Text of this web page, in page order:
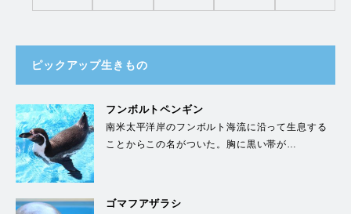
ピックアップ生きもの
フンボルトペンギン
南米太平洋岸のフンボルト海流に沿って生息する
ことからこの名がついた。胸に黒い帯が…
ゴマフアザラシ